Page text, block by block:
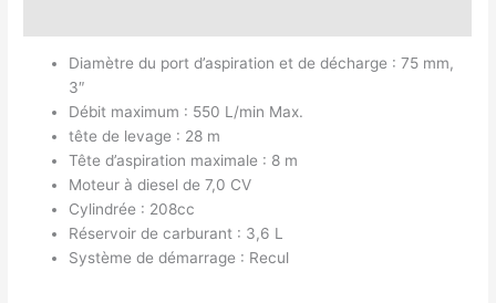
Diamètre du port d’aspiration et de décharge : 75 mm,
3″
Débit maximum : 550 L/min Max.
tête de levage : 28 m
Tête d’aspiration maximale : 8 m
Moteur à diesel de 7,0 CV
Cylindrée : 208cc
Réservoir de carburant : 3,6 L
Système de démarrage : Recul